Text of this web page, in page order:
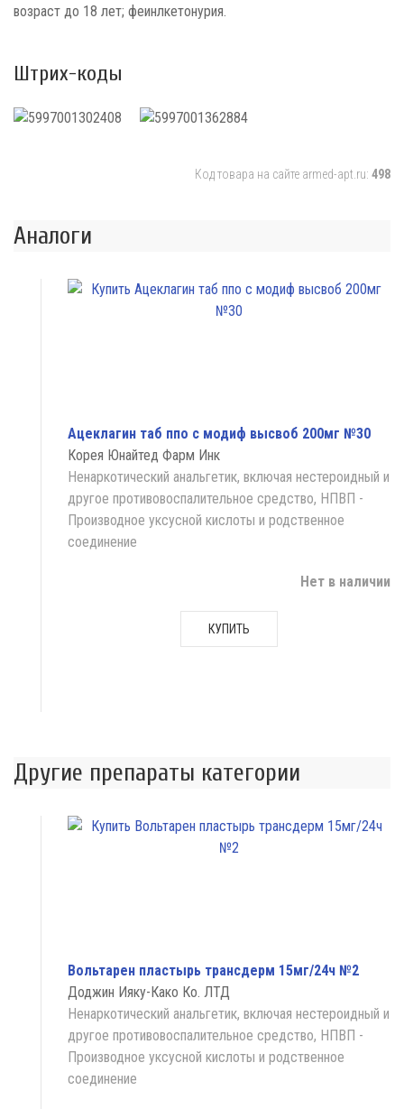
возраст до 18 лет; феинлкетонурия.
Штрих-коды
Код товара на сайте armed-apt.ru: 498
Аналоги
Ацеклагин таб ппо с модиф высвоб 200мг №30
Корея Юнайтед Фарм Инк
Ненаркотический анальгетик, включая нестероидный и
другое противовоспалительное средство, НПВП -
Производное уксусной кислоты и родственное
соединение
Нет в наличии
КУПИТЬ
Другие препараты категории
Вольтарен пластырь трансдерм 15мг/24ч №2
Доджин Ияку-Како Ко. ЛТД
Ненаркотический анальгетик, включая нестероидный и
другое противовоспалительное средство, НПВП -
Производное уксусной кислоты и родственное
соединение